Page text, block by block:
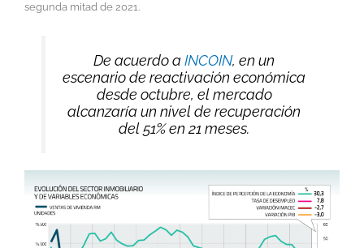
segunda mitad de 2021.
De acuerdo aINCOIN, en un
escenario de reactivación económica
desde octubre, el mercado
alcanzaría un nivel de recuperación
del 51% en 21 meses.